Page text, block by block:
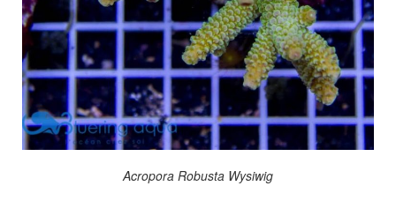
Acropora Robusta Wysiwig